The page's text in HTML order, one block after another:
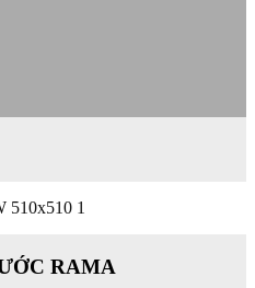
RAMA